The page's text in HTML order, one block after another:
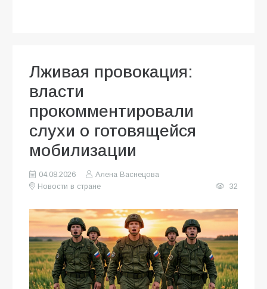
Лживая провокация:
власти
прокомментировали
слухи о готовящейся
мобилизации
04.08.2026
Алена Васнецова
Новости в стране
32